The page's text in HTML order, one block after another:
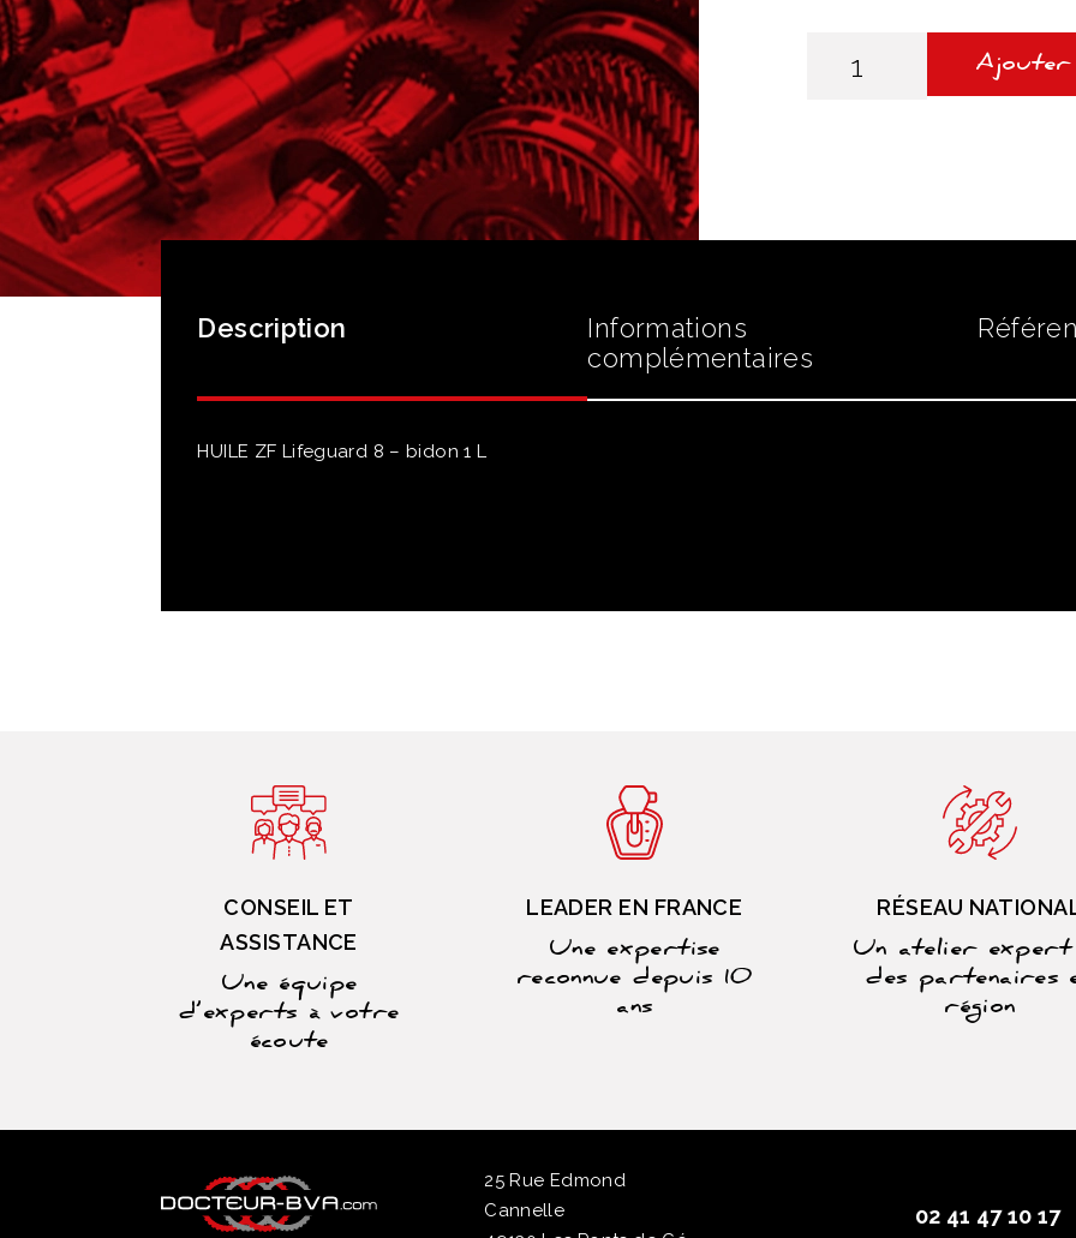
Ajouter
Description
Informations
complémentaires
HUILE ZF Lifeguard 8 – bidon 1 L
CONSEIL ET
ASSISTANCE
Une équipe
d’experts à votre
écoute
LEADER EN FRANCE
Une expertise
reconnue depuis 10
ans
RÉSEAU
Un atelier
des partenaires
région
25 Rue Edmond
Cannelle
02 41 47 10 17